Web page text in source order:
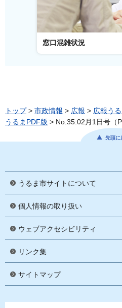
窓口混雑状況
トップ> 市政情報 > 広報 > 広報うる
うるまPDF版 > No.35:02月1日号（
先頭に
うるま市サイトについて
個人情報の取り扱い
ウェブアクセシビリティ
リンク集
サイトマップ